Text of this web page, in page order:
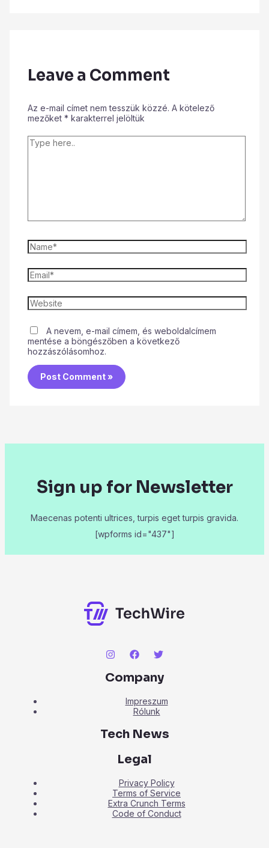
Leave a Comment
Az e-mail címet nem tesszük közzé. A kötelező
mezőket * karakterrel jelöltük
A nevem, e-mail címem, és weboldalcímem
mentése a böngészőben a következő
hozzászólásomhoz.
Sign up for Newsletter
Maecenas potenti ultrices, turpis eget turpis gravida.
[wpforms id="437"]
Company
Impreszum
Rólunk
Tech News
Legal
Privacy Policy
Terms of Service
Extra Crunch Terms
Code of Conduct